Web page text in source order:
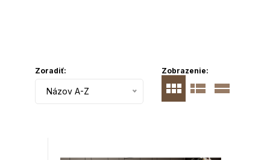
Zobrazenie:
Zoradiť:
Názov A-Z